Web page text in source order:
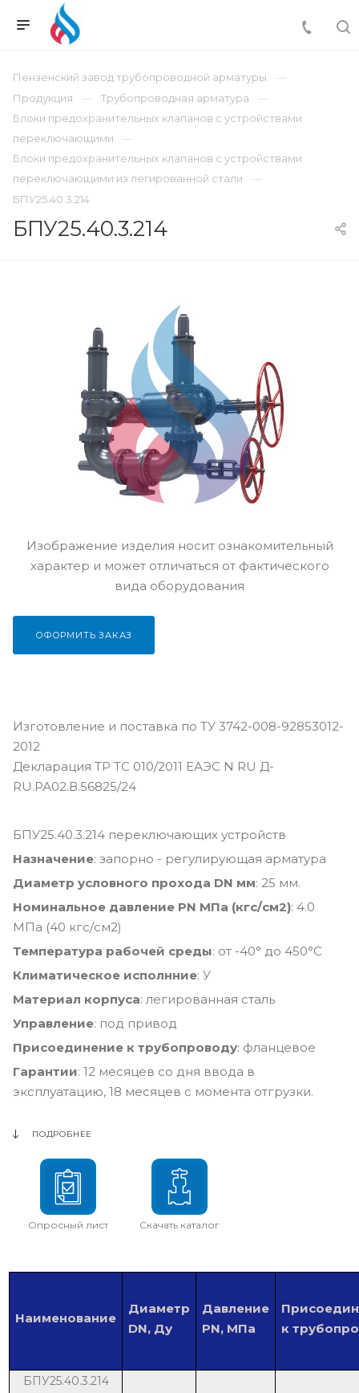
Пензенский завод трубопроводной арматуры
Продукция
Трубопроводная арматура
Блоки предохранительных клапанов с устройствами
переключающими
Блоки предохранительных клапанов с устройствами
переключающими из легированной стали
БПУ25.40.3.214
БПУ25.40.3.214
Изготовление и поставка по ТУ 3742-008-92853012-
2012
Декларация ТР ТС 010/2011 ЕАЭС N RU Д-
RU.РА02.В.56825/24
БПУ25.40.3.214 переключающих устройств
Назначение: запорно - регулирующая арматура
Диаметр условного прохода DN мм: 25 мм.
Номинальное давление PN МПа (кгс/см2): 4.0
МПа (40 кгс/см2)
Температура рабочей среды: от -40° до 450°С
Климатическое исполнние: У
Материал корпуса: легированная сталь
Управление: под привод
Присоединение к трубопроводу: фланцевое
Гарантии: 12 месяцев со дня ввода в
эксплуатацию, 18 месяцев с момента отгрузки.
ПОДРОБНЕЕ
Опросный лист Скачать каталог
Изображение изделия носит ознакомительный
характер и может отличаться от фактического
вида оборудования
ОФОРМИТЬ ЗАКАЗ
Наименование
Диаметр
DN, Ду
Давление
PN, МПа
к
БПУ25.40.3.214